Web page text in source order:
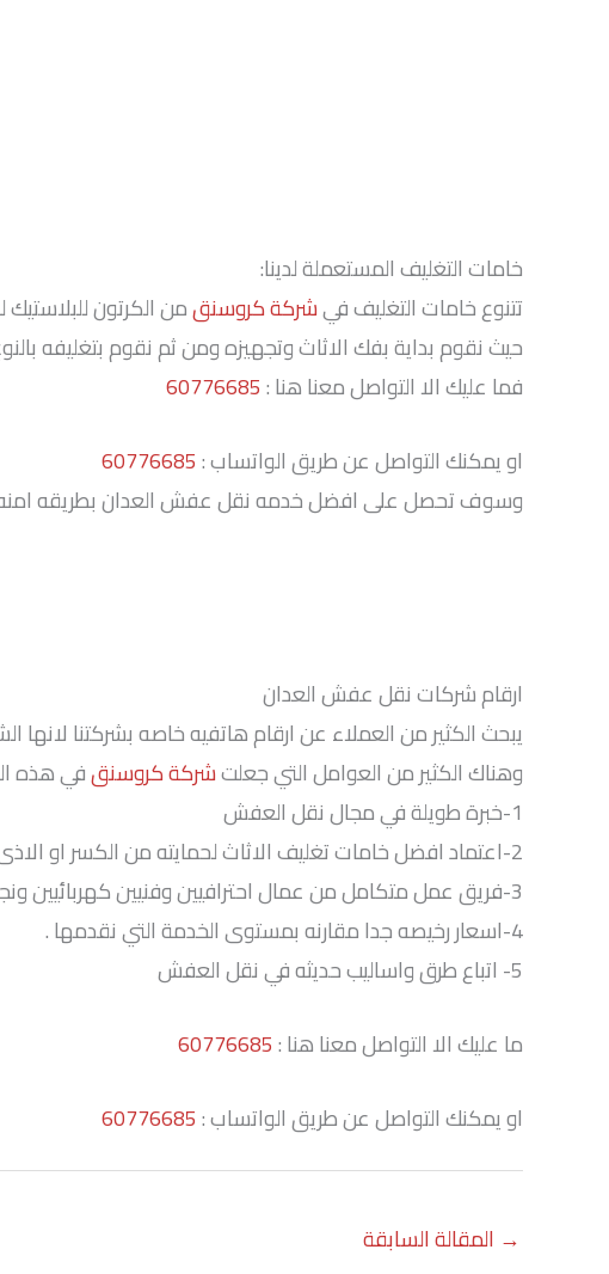
خامات التغليف المستعملة لدينا:
تتنوع خامات التغليف فيشركة كروسنقمن الكرتون
حيث نقوم بداية بفك الاثاث وتجهيزه ومن ثم نقوم بتغليفه
فما عليك الا التواصل معنا هنا :60776685
او يمكنك التواصل عن طريق الواتساب :
وسوف تحصل على افضل خدمه نقل عفش العدان بطريقه امنه
ارقام شركات نقل عفش العدان
يبحث الكثير من العملاء عن ارقام هاتفيه خاصه بشركتنا لانها
وهناك الكثير من العوامل التي جعلتشركة كروسنقفي هذه
1-خبرة طويلة في مجال نقل العفش
2-اعتماد افضل خامات تغليف الاثاث لحمايته من الكسر او الاذى
3-فريق عمل متكامل من عمال احترافيين وفنيين كهربائيين ونجارين على اعلى مستوى .
4-اسعار رخيصه جدا مقارنه بمستوى الخدمة التي نقدمها .
5- اتباع طرق واساليب حديثه في نقل العفش
ما عليك الا التواصل معنا هنا :60776685
او يمكنك التواصل عن طريق الواتساب :
→ المقالة السابقة